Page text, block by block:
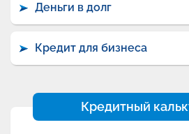
Деньги в долг
Кредит для бизнеса
Кредитный